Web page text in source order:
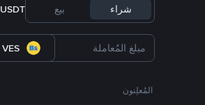
شراء بيع USDT
VES
المُعلِنون